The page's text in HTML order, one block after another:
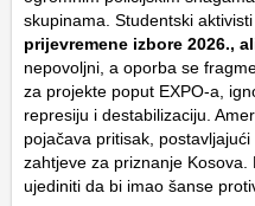
skupinama. Studentski aktivisti
prijevremene izbore 2026.,
nepovoljni, a oporba se
za projekte poput EXPO-a,
represiju i destabilizaciju.
pojačava pritisak,
zahtjeve za priznanje
ujediniti da bi imao šanse